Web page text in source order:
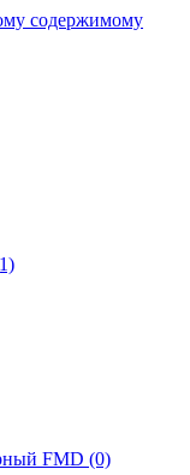
содержимому
FMD (0)